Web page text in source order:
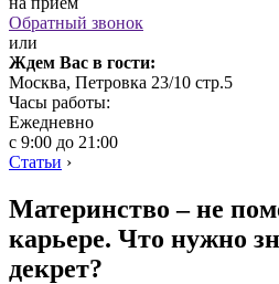
Обратный звонок
или
Ждем Вас в гости:
Москва, Петровка 23/10 стр.5
Часы работы:
Ежедневно
с 9:00 до 21:00
Статьи ›
Материнство – не
карьере. Что нужно
декрет?